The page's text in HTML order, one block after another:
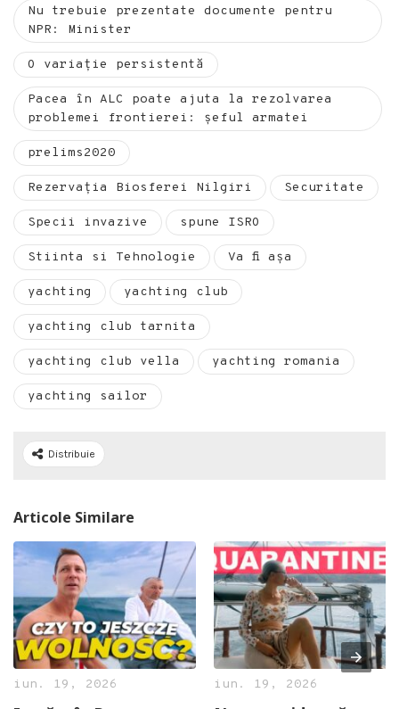
Nu trebuie prezentate documente pentru
NPR: Minister
O variație persistentă
Pacea în ALC poate ajuta la rezolvarea
problemei frontierei: șeful armatei
prelims2020
Rezervația Biosferei Nilgiri Securitate
Specii invazive spune ISRO
Stiinta si Tehnologie Va fi așa
yachting yachting club
yachting club tarnita
yachting club vella yachting romania
yachting sailor
Distribuie
Articole Similare
iun. 19, 2026 iun. 19, 2026